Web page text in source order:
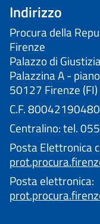
Indirizzo
Procura della
Firenze
Palazzo di
Palazzina A -
50127 Firenze (FI)
C.F. 80042190480
Centralino: tel.
Posta Elettronica
Posta elettronica: